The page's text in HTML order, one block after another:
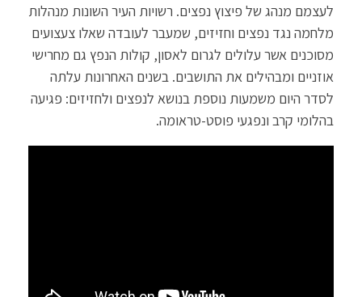
לעצמם מנהג של פיצוץ נפצים. רשויות העיר השונות מנהלות
מלחמה נגד נפצים וחזיזים, שמעבר לעובדה שאלו צעצועים
מסוכנים אשר עלולים לגרום לאסון, קולות הנפץ גם מחרישי
אוזניים ומבהילים את התושבים. בשנים האחרונות עלתה
לסדר היום משמעות נוספת בנושא לנפצים ולחזיזים: פגיעה
בהלומי קרב ונפגעי פוסט-טראומה.